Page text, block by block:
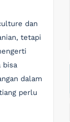
dan
tetapi
bisa
dalam
perlu